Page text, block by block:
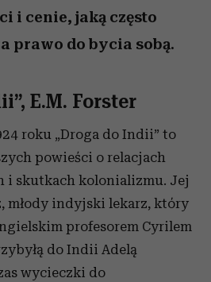
i cenie, jaką często
prawo do bycia sobą.
E.M. Forster
roku „Droga do Indii” to
powieści o relacjach
i skutkach kolonializmu. Jej
młody indyjski lekarz, który
profesorem Cyrilem
do Indii Adelą
wycieczki do